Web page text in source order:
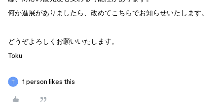
何か進展がありましたら、改めてこちらでお知らせいたします。
どうぞよろしくお願いいたします。
Toku
1 person likes this